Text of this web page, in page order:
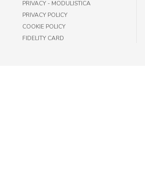
PRIVACY - MODULISTICA
PRIVACY POLICY
COOKIE POLICY
FIDELITY CARD